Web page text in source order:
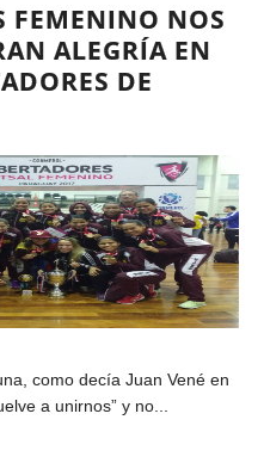
FEMENINO NOS
ALEGRÍA EN
DE
como decía Juan Vené en
a unirnos” y no...